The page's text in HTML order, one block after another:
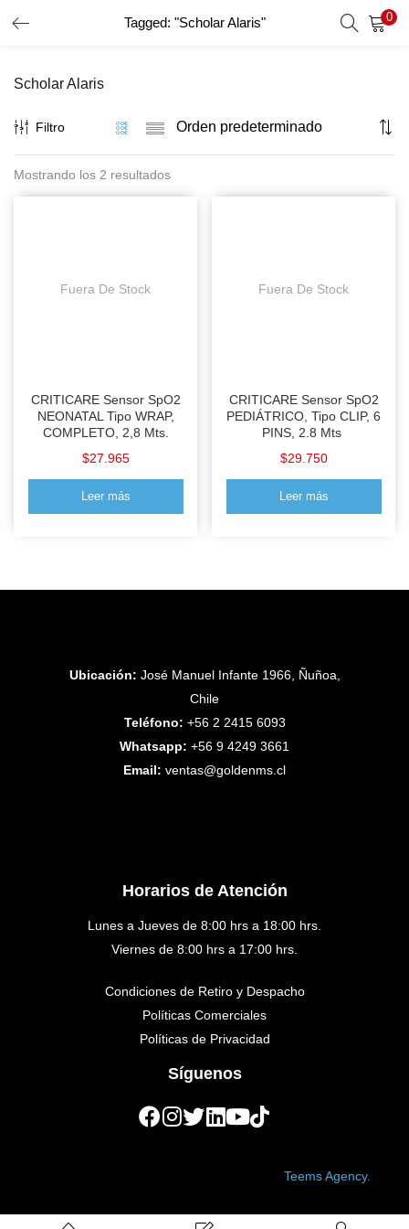
Tagged: "Scholar Alaris" 0
INICIO DE SESIÓN
Introduzca su nombre de usuario y contraseña para iniciar
Recordar Datos
Recuperar Contraseña
Scholar Alaris
Filtro
Mostrando los 2 resultados
Fuera De Stock
CRITICARE Sensor SpO2
NEONATAL Tipo WRAP,
COMPLETO, 2,8 Mts.
$27.965
Leer más
Fuera De Stock
CRITICARE Sensor SpO2
PEDIÁTRICO, Tipo CLIP, 6
PINS, 2.8 Mts
$29.750
Leer más
Ubicación: José Manuel Infante 1966, Ñuñoa,
Chile
Teléfono: +56 2 2415 6093
Whatsapp: +56 9 4249 3661
Email: ventas@goldenms.cl
Horarios de Atención
Lunes a Jueves de 8:00 hrs a 18:00 hrs.
Viernes de 8:00 hrs a 17:00 hrs.
Condiciones de Retiro y Despacho
Políticas Comerciales
Políticas de Privacidad
Síguenos
Teems Agency.